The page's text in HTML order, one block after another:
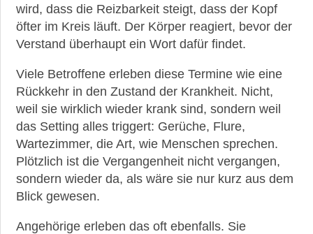
wird, dass die Reizbarkeit steigt, dass der Kopf
öfter im Kreis läuft. Der Körper reagiert, bevor der
Verstand überhaupt ein Wort dafür findet.
Viele Betroffene erleben diese Termine wie eine
Rückkehr in den Zustand der Krankheit. Nicht,
weil sie wirklich wieder krank sind, sondern weil
das Setting alles triggert: Gerüche, Flure,
Wartezimmer, die Art, wie Menschen sprechen.
Plötzlich ist die Vergangenheit nicht vergangen,
sondern wieder da, als wäre sie nur kurz aus dem
Blick gewesen.
Angehörige erleben das oft ebenfalls. Sie